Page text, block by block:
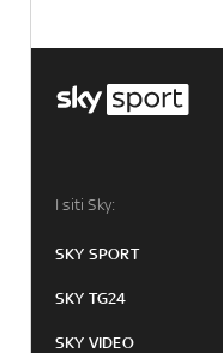
I siti Sky:
SKY SPORT
SKY TG24
SKY VIDEO